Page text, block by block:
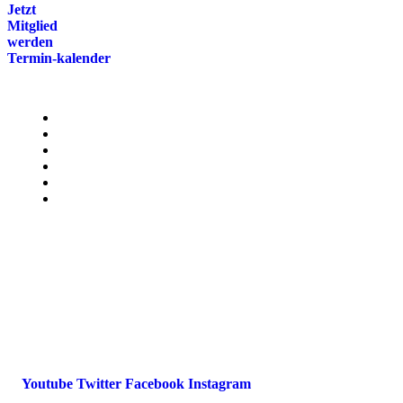
Jetzt
Mitglied
werden
Termin-kalender
Menü
Youtube Twitter Facebook Instagram